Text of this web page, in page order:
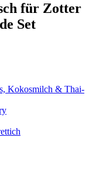
für Zotter
Set
Kokosmilch & Thai-